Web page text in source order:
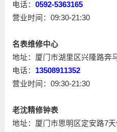
电话： 0592-5363165
营业时间：09:30-21:30
名表维修中心
地址：厦门市湖里区兴隆路奔
电话： 13508911352
营业时间：09:30-21:30
老沈精修钟表
地址：厦门市思明区定安路7